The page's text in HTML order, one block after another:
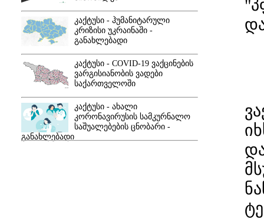
კაქტუსი - ჰუმანიტარული
კრიზისი უკრაინაში -
განახლებადი
კაქტუსი - COVID-19 ვაქცინების
ვარგისიანობის ვადები
საქართველოში
კაქტუსი - ახალი
კორონავირუსის სამკურნალო
საშუალებების ცნობარი -
განახლებადი